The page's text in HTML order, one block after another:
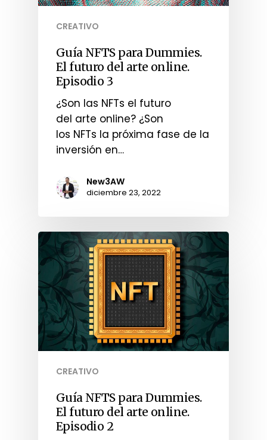
CREATIVO
Guía NFTS para Dummies.
El futuro del arte online.
Episodio 3
¿Son las NFTs el futuro
del arte online? ¿Son
los NFTs la próxima fase de la
inversión en…
New3AW
diciembre 23, 2022
CREATIVO
Guía NFTS para Dummies.
El futuro del arte online.
Episodio 2